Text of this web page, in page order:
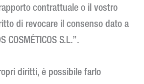
contrattuale o il vostro
di revocare il consenso dato a
COSMÉTICOS S.L.”.
diritti, è possibile farlo